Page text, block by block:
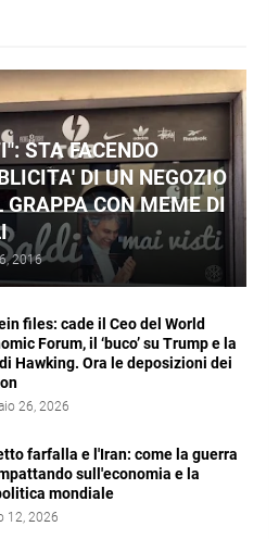
STA FACENDO
DI UN NEGOZIO
CON MEME DI
2016
files: cade il Ceo del World
Forum, il ‘buco’ su Trump e la
Hawking. Ora le deposizioni dei
26, 2026
farfalla e l'Iran: come la guerra
sull'economia e la
mondiale
12, 2026